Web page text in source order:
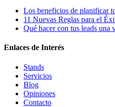
Los beneficios de planificar
11 Nuevas Reglas para el
Qué hacer con tus leads una
Enlaces de Interés
Stands
Servicios
Blog
Opiniones
Contacto